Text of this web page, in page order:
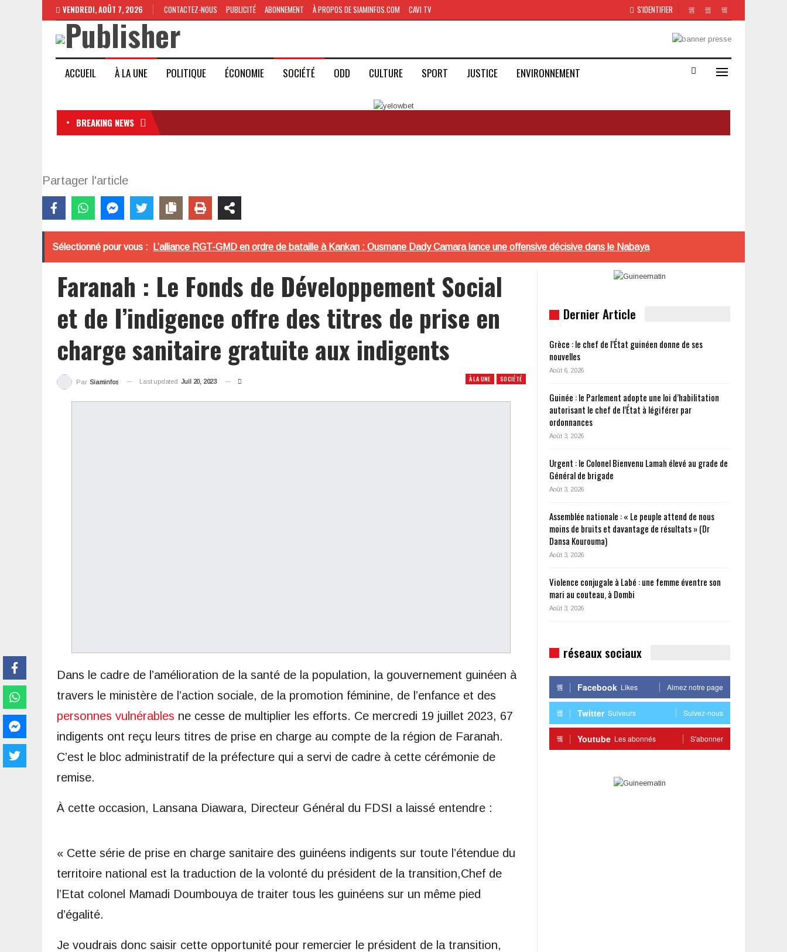
S'IDENTIFIER
VENDREDI, AOÛT 7, 2026 CONTACTEZ-NOUS PUBLICITÉ ABONNEMENT À PROPOS DE SIAMINFOS.COM CAVI TV
ACCUEIL À LA UNE POLITIQUE ÉCONOMIE SOCIÉTÉ ODD CULTURE SPORT JUSTICE ENVIRONNEMENT
BREAKING NEWS
Partager l'article
Sélectionné pour vous : L’alliance RGT-GMD en ordre de bataille à Kankan : Ousmane Dady Camara lance une offensive décisive dans le Nabaya
Faranah : Le Fonds de Développement Social
et de I’indigence offre des titres de prise en
charge sanitaire gratuite aux indigents
À LA UNE SOCIÉTÉ
Par Siaminfos Last updated Juil 20, 2023
Dans le cadre de l’amélioration de la santé de la population, la gouvernement guinéen à
travers le ministère de l’action sociale, de la promotion féminine, de l’enfance et des
personnes vulnérables ne cesse de multiplier les efforts. Ce mercredi 19 juillet 2023, 67
indigents ont reçu leurs titres de prise en charge au compte de la région de Faranah.
C’est le bloc administratif de la préfecture qui a servi de cadre à cette cérémonie de
remise.
À cette occasion, Lansana Diawara, Directeur Général du FDSI a laissé entendre :
« Cette série de prise en charge sanitaire des guinéens indigents sur toute l’étendue du
territoire national est la traduction de la volonté du président de la transition,Chef de
l’Etat colonel Mamadi Doumbouya de traiter tous les guinéens sur un même pied
d’égalité.
Je voudrais donc saisir cette opportunité pour remercier le président de la transition,
Dernier Article
Grèce : le chef de l’État guinéen donne de ses
nouvelles
Août 6, 2026
Guinée : le Parlement adopte une loi d’habilitation
autorisant le chef de l’État à légiférer par
ordonnances
Août 3, 2026
Urgent : le Colonel Bienvenu Lamah élevé au grade de
Général de brigade
Août 3, 2026
Assemblée nationale : « Le peuple attend de nous
moins de bruits et davantage de résultats » (Dr
Dansa Kourouma)
Août 3, 2026
Violence conjugale à Labé : une femme éventre son
mari au couteau, à Dombi
Août 3, 2026
réseaux sociaux
Facebook Likes Aimez notre page
Twitter Suiveurs Suivez-nous
Youtube Les abonnés S'abonner